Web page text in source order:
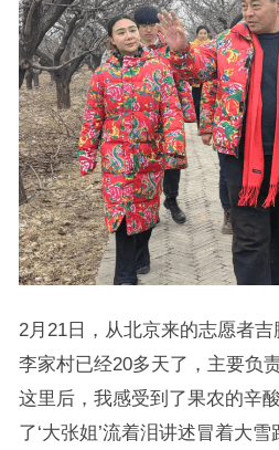
2月21日，从北京来的志愿者吉
李家村已经20多天了，主要负
这里后，我感受到了果农的辛
了‘大张姐’流着泪讲述冒着大